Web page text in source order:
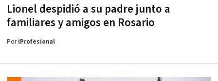
Lionel despidió a su padre junto a
familiares y amigos en Rosario
PoriProfesional